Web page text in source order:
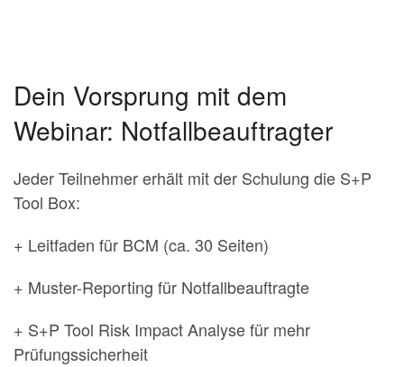
Dein Vorsprung mit dem
Webinar: Notfallbeauftragter
Jeder Teilnehmer erhält mit der Schulung die S+P
Tool Box:
+ Leitfaden für BCM (ca. 30 Seiten)
+ Muster-Reporting für Notfallbeauftragte
+ S+P Tool Risk Impact Analyse für mehr
Prüfungssicherheit